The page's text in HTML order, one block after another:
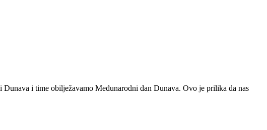
i time obilježavamo Međunarodni dan Dunava. Ovo je prilika da nas